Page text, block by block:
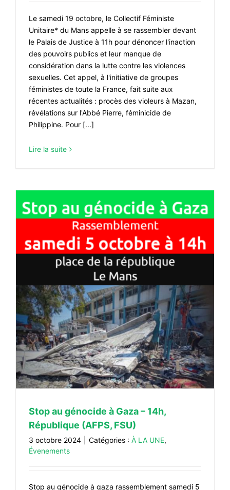
Le samedi 19 octobre, le Collectif Féministe
Unitaire* du Mans appelle à se rassembler devant
le Palais de Justice à 11h pour dénoncer l'inaction
des pouvoirs publics et leur manque de
considération dans la lutte contre les violences
sexuelles. Cet appel, à l'initiative de groupes
féministes de toute la France, fait suite aux
récentes actualités : procès des violeurs à Mazan,
révélations sur l'Abbé Pierre, féminicide de
Philippine. Pour [...]
Lire la suite
Stop au génocide à Gaza – 14h,
République (AFPS, FSU)
3 octobre 2024 Catégories : À LA UNE,
Évenements
Stop au génocide à gaza rassemblement samedi 5